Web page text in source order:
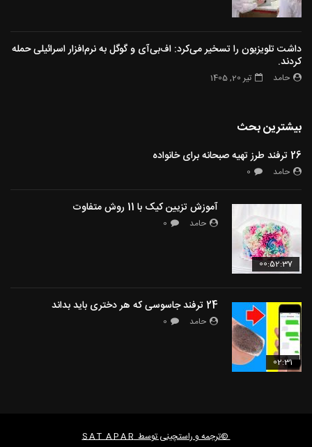
داشت تلویزیون را تسخیر می‌کرد: اف‌بی‌آی و گوگل به نرم‌افزار اسرائیلی حمله
کردند.
حامد تیر 20, 1405
بیشترین بحث
26 ترفند طرز تهیه صبحانه برای خانواده
حامد 0
00:52:37
آموزش تزیین کیک با 11 روش متفاوت
حامد 0
02:31
24 ترفند جاسوسی که هر دختری باید بداند
حامد 0
©ترجمه و راستچینی توسطS A T A P A R